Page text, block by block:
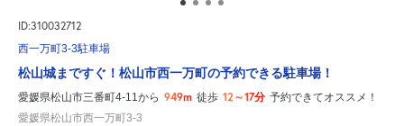
ID:310032712
西一万町3-3駐車場
松山城まですぐ！松山市西一万町の予約できる駐車場！
愛媛県松山市三番町4-11から 949m 徒歩 12～17分 予約できてオススメ！
愛媛県松山市西一万町3-3